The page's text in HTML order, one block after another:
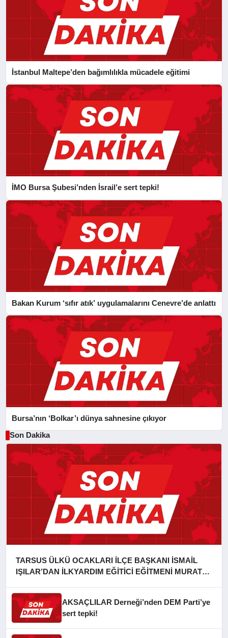
İstanbul Maltepe’den bağımlılıkla mücadele eğitimi
İMO Bursa Şubesi’nden İsrail’e sert tepki!
Bakan Kurum ‘sıfır atık’ uygulamalarını Cenevre’de anlattı
Bursa’nın ‘Bolkar’ı dünya sahnesine çıkıyor
Son Dakika
TARSUS ÜLKÜ OCAKLARI İLÇE BAŞKANI İSMAİL
IŞILAR’DAN İLKYARDIM EĞİTİCİ EĞİTMENİ MURAT
AKSAÇLILAR Derneği’nden DEM Parti’ye
sert tepki!